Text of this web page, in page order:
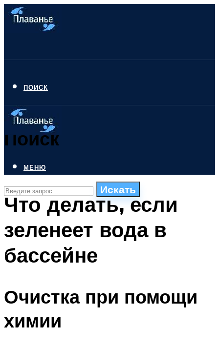
ПОИСК
Поиск
Искать
СТИЛИ ПЛАВАНЬЯ
ПЛАВАНЬЕ ДЛЯ ДЕТЕЙ
БАССЕЙН ДЛЯ ДОМА
МЕНЮ
МЕНЮ
Что делать, если
зеленеет вода в
бассейне
Очистка при помощи
химии